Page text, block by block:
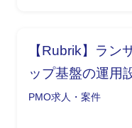
・日
点へ
【Rubrik】ラン
ップ基盤の運用
PMO求人・案件